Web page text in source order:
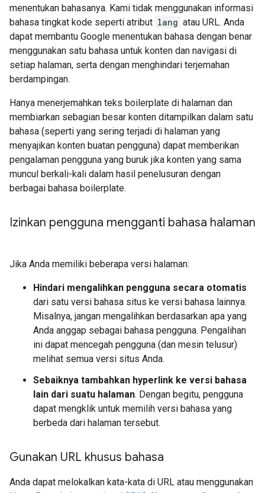
menentukan bahasanya. Kami tidak menggunakan informasi
bahasa tingkat kode seperti atribut lang atau URL. Anda
dapat membantu Google menentukan bahasa dengan benar
menggunakan satu bahasa untuk konten dan navigasi di
setiap halaman, serta dengan menghindari terjemahan
berdampingan.
Hanya menerjemahkan teks boilerplate di halaman dan
membiarkan sebagian besar konten ditampilkan dalam satu
bahasa (seperti yang sering terjadi di halaman yang
menyajikan konten buatan pengguna) dapat memberikan
pengalaman pengguna yang buruk jika konten yang sama
muncul berkali-kali dalam hasil penelusuran dengan
berbagai bahasa boilerplate.
Izinkan pengguna mengganti bahasa halaman
Jika Anda memiliki beberapa versi halaman:
Hindari mengalihkan pengguna secara otomatis
dari satu versi bahasa situs ke versi bahasa lainnya.
Misalnya, jangan mengalihkan berdasarkan apa yang
Anda anggap sebagai bahasa pengguna. Pengalihan
ini dapat mencegah pengguna (dan mesin telusur)
melihat semua versi situs Anda.
Sebaiknya tambahkan hyperlink ke versi bahasa
lain dari suatu halaman. Dengan begitu, pengguna
dapat mengklik untuk memilih versi bahasa yang
berbeda dari halaman tersebut.
Gunakan URL khusus bahasa
Anda dapat melokalkan kata-kata di URL atau menggunakan